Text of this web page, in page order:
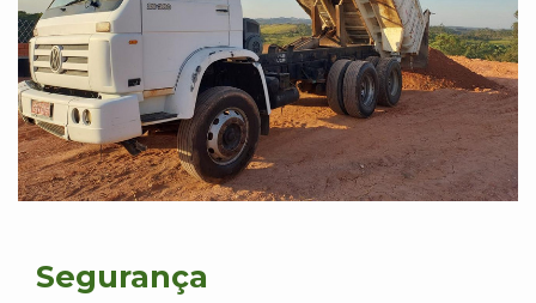
Segurança